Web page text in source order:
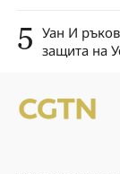
5 Уан И
защита на